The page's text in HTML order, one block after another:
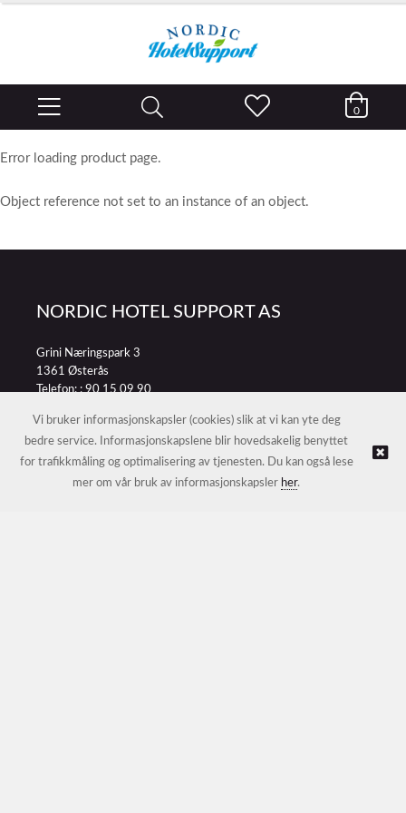
0
Error loading product page.
Object reference not set to an instance of an object.
NORDIC HOTEL SUPPORT AS
Grini Næringspark 3
1361 Østerås
Telefon: :90 15 09 90
© NORDIC HOTEL SUPPORT AS |Nettbutikk levert av Kréatif
Vi bruker informasjonskapsler (cookies) slik at vi kan yte deg
bedre service. Informasjonskapslene blir hovedsakelig benyttet
for trafikkmåling og optimalisering av tjenesten. Du kan også lese
mer om vår bruk av informasjonskapsler her.